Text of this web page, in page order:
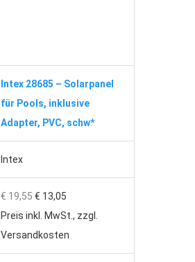
Intex 28685 – Solarpanel
für Pools, inklusive
Adapter, PVC, schw*
Intex
€ 19,55 € 13,05
Preis inkl. MwSt., zzgl.
Versandkosten